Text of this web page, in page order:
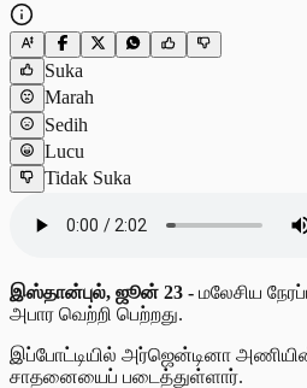
Suka
Marah
Sedih
Lucu
Tidak Suka
இஸ்தான்புல், ஜூன் 23 - மலேசிய
அபார வெற்றி பெற்றது.
இப்போட்டியில் அர்ஜென்டினா
சாதனையைப் படைத்துள்ளார்.